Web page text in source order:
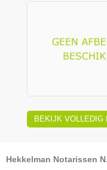
BEKIJK VOLLEDIG
Hekkelman Notarissen